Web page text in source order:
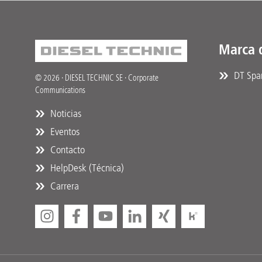
© 2026 · DIESEL TECHNIC SE · Corporate
Communications
Noticias
Eventos
Contacto
HelpDesk (Técnica)
Carrera
Marca
DT